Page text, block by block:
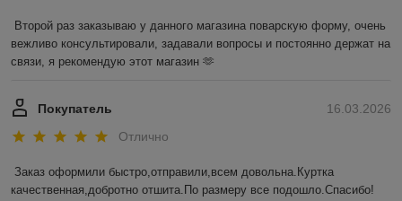
Второй раз заказываю у данного магазина поварскую форму, очень
вежливо консультировали, задавали вопросы и постоянно держат на
связи, я рекомендую этот магазин 🫶
16.03.2026
Покупатель
Отлично
Заказ оформили быстро,отправили,всем довольна.Куртка
качественная,добротно отшита.По размеру все подошло.Спасибо!